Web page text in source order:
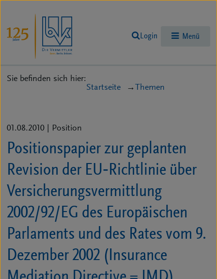
Login Menü
Sie befinden sich hier:
Startseite
Themen
01.08.2010 | Position
Positionspapier zur geplanten
Revision der EU‐Richtlinie über
Versicherungsvermittlung
2002/92/EG des Europäischen
Parlaments und des Rates vom 9.
Dezember 2002 (Insurance